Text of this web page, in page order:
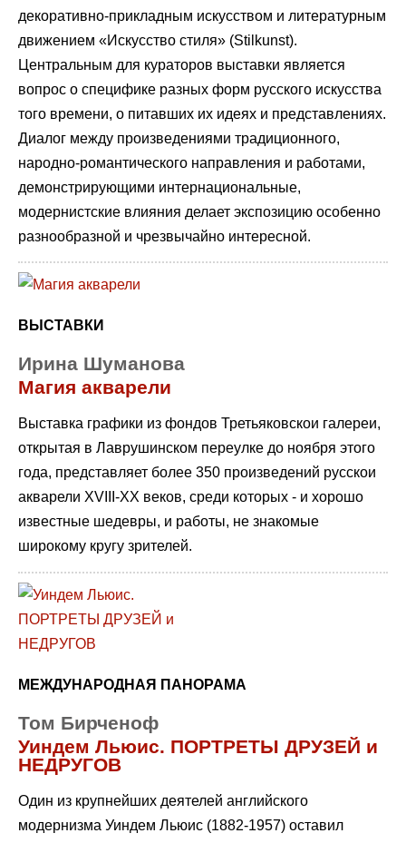
декоративно-прикладным искусством и литературным
движением «Искусство стиля» (Stilkunst).
Центральным для кураторов выставки является
вопрос о специфике разных форм русского искусства
того времени, о питавших их идеях и представлениях.
Диалог между произведениями традиционного,
народно-романтического направления и работами,
демонстрирующими интернациональные,
модернистские влияния делает экспозицию особенно
разнообразной и чрезвычайно интересной.
ВЫСТАВКИ
Ирина Шуманова
Магия акварели
Выставка графики из фондов Третьяковскои галереи,
открытая в Лаврушинском переулке до ноября этого
года, представляет более 350 произведений русскои
акварели XVIII-XX веков, среди которых - и хорошо
известные шедевры, и работы, не знакомые
широкому кругу зрителей.
МЕЖДУНАРОДНАЯ ПАНОРАМА
Том Бирченоф
Уиндем Льюис. ПОРТРЕТЫ ДРУЗЕЙ и
НЕДРУГОВ
Один из крупнейших деятелей английского
модернизма Уиндем Льюис (1882-1957) оставил